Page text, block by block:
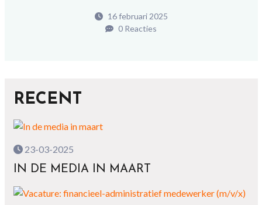
16 februari 2025
0 Reacties
RECENT
23-03-2025
IN DE MEDIA IN MAART